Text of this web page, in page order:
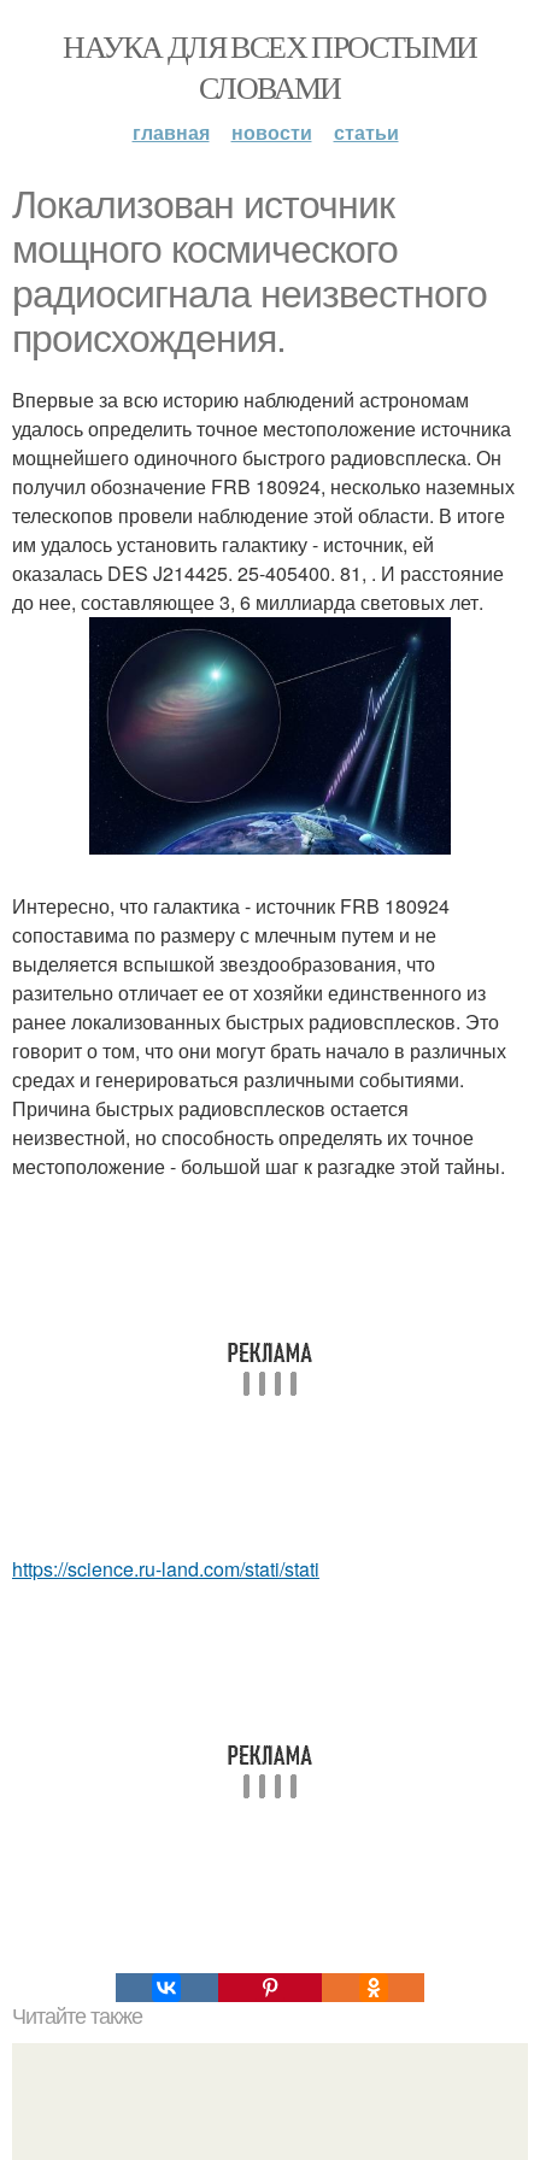
НАУКА ДЛЯ ВСЕХ ПРОСТЫМИ
СЛОВАМИ
главная новости статьи
Локализован источник
мощного космического
радиосигнала неизвестного
происхождения.
Впервые за всю историю наблюдений астрономам
удалось определить точное местоположение источника
мощнейшего одиночного быстрого радиовсплеска. Он
получил обозначение FRB 180924, несколько наземных
телескопов провели наблюдение этой области. В итоге
им удалось установить галактику - источник, ей
оказалась DES J214425. 25-405400. 81, . И расстояние
до нее, составляющее 3, 6 миллиарда световых лет.
Интересно, что галактика - источник FRB 180924
сопоставима по размеру с млечным путем и не
выделяется вспышкой звездообразования, что
разительно отличает ее от хозяйки единственного из
ранее локализованных быстрых радиовсплесков. Это
говорит о том, что они могут брать начало в различных
средах и генерироваться различными событиями.
Причина быстрых радиовсплесков остается
неизвестной, но способность определять их точное
местоположение - большой шаг к разгадке этой тайны.
https://science.ru-land.com/stati/stati
Читайте также